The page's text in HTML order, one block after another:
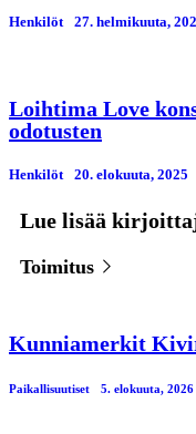
Henkilöt 27. helmikuuta,
Loihtima Love
odotusten
Henkilöt 20. elokuuta, 2025
Lue lisää
Toimitus
Kunniamerkit
Paikallisuutiset 5. elokuuta, 2026